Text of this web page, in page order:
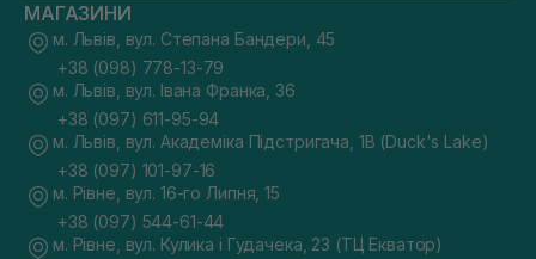
МАГАЗИНИ
м. Львів, вул. Степана Бандери, 45
+38 (098) 778-13-79
м. Львів, вул. Івана Франка, 36
+38 (097) 611-95-94
м. Львів, вул. Академіка Підстригача, 1В (Duck's Lake)
+38 (097) 101-97-16
м. Рівне, вул. 16-го Липня, 15
+38 (097) 544-61-44
м. Рівне, вул. Кулика і Гудачека, 23 (ТЦ Екватор)